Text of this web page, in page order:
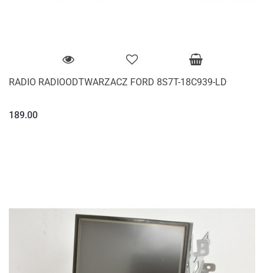
RADIO RADIOODTWARZACZ FORD 8S7T-18C939-LD
189.00